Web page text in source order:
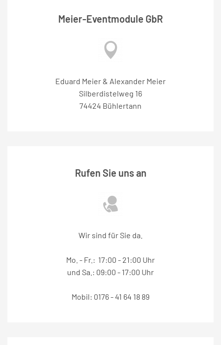
Meier-Eventmodule GbR
Eduard Meier & Alexander Meier
Silberdistelweg 16
74424 Bühlertann
Rufen Sie uns an
Wir sind für Sie da.
Mo. - Fr.: 17:00 - 21:00 Uhr
und Sa.: 09:00 - 17:00 Uhr
Mobil: 0176 - 41 64 18 89